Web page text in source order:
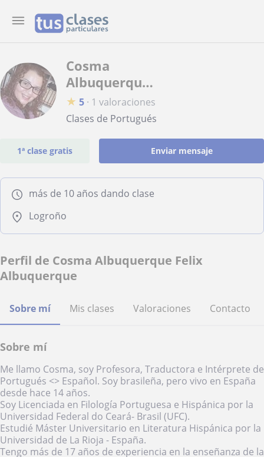
Cosma
Albuquerque
Felix
Albuquerque
★ 5 · 1 valoraciones
Clases de Portugués
1ª clase gratis Enviar mensaje
más de 10 años dando clase
Logroño
Perfil de Cosma Albuquerque Felix
Albuquerque
Sobre mí Mis clases Valoraciones Contacto
Sobre mí
Me llamo Cosma, soy Profesora, Traductora e Intérprete de
Portugués <> Español. Soy brasileña, pero vivo en España
desde hace 14 años.
Soy Licenciada en Filología Portuguesa e Hispánica por la
Universidad Federal do Ceará- Brasil (UFC).
Estudié Máster Universitario en Literatura Hispánica por la
Universidad de La Rioja - España.
Tengo más de 17 años de experiencia en la enseñanza de la